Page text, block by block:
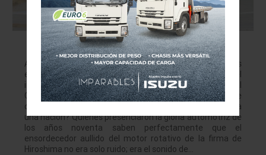
El rugido de una leyenda: el Mazda 787B
vuelve a encender Le Mans.
A 35 años de hacer historia como el primer auto japonés
en conquistar la mítica prueba de resistencia, el
indomable monstruo de motor rotativo regresa al
Circuito de la Sarthe. ¿Puede el sonido de un motor de
carreras evocar la nostalgia y el triunfo absoluto de toda
una nación? Quienes presenciaron la gloria automotriz de
los años noventa saben perfectamente que el
ensordecedor aullido del motor rotativo de la firma de
Hiroshima no era solo ruido; era el sonido de…